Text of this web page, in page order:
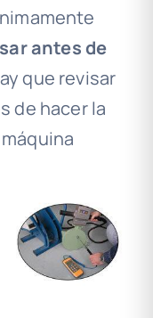
antes de
que revisar
de hacer la